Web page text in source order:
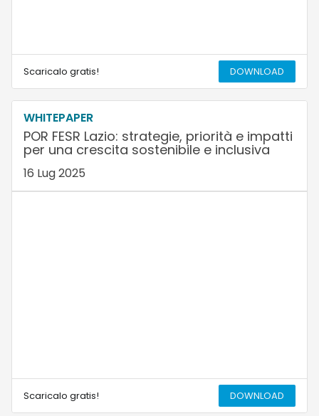
Scaricalo gratis! DOWNLOAD
WHITEPAPER
POR FESR Lazio: strategie, priorità e impatti
per una crescita sostenibile e inclusiva
16 Lug 2025
Scaricalo gratis! DOWNLOAD